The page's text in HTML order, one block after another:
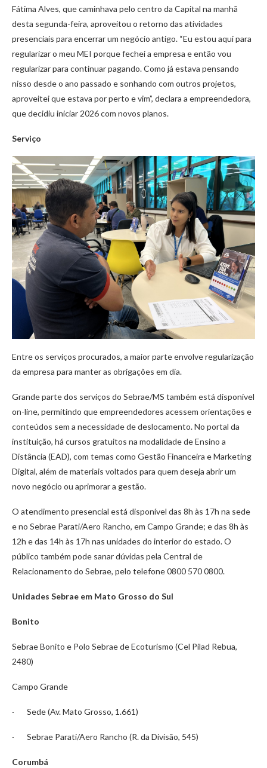
Fátima Alves, que caminhava pelo centro da Capital na manhã
desta segunda-feira, aproveitou o retorno das atividades
presenciais para encerrar um negócio antigo. “Eu estou aqui para
regularizar o meu MEI porque fechei a empresa e então vou
regularizar para continuar pagando. Como já estava pensando
nisso desde o ano passado e sonhando com outros projetos,
aproveitei que estava por perto e vim”, declara a empreendedora,
que decidiu iniciar 2026 com novos planos.
Serviço
Entre os serviços procurados, a maior parte envolve regularização
da empresa para manter as obrigações em dia.
Grande parte dos serviços do Sebrae/MS também está disponível
on-line, permitindo que empreendedores acessem orientações e
conteúdos sem a necessidade de deslocamento. No portal da
instituição, há cursos gratuitos na modalidade de Ensino a
Distância (EAD), com temas como Gestão Financeira e Marketing
Digital, além de materiais voltados para quem deseja abrir um
novo negócio ou aprimorar a gestão.
O atendimento presencial está disponível das 8h às 17h na sede
e no Sebrae Parati/Aero Rancho, em Campo Grande; e das 8h às
12h e das 14h às 17h nas unidades do interior do estado. O
público também pode sanar dúvidas pela Central de
Relacionamento do Sebrae, pelo telefone 0800 570 0800.
Unidades Sebrae em Mato Grosso do Sul
Bonito
Sebrae Bonito e Polo Sebrae de Ecoturismo (Cel Pilad Rebua,
2480)
Campo Grande
· Sede (Av. Mato Grosso, 1.661)
· Sebrae Parati/Aero Rancho (R. da Divisão, 545)
Corumbá